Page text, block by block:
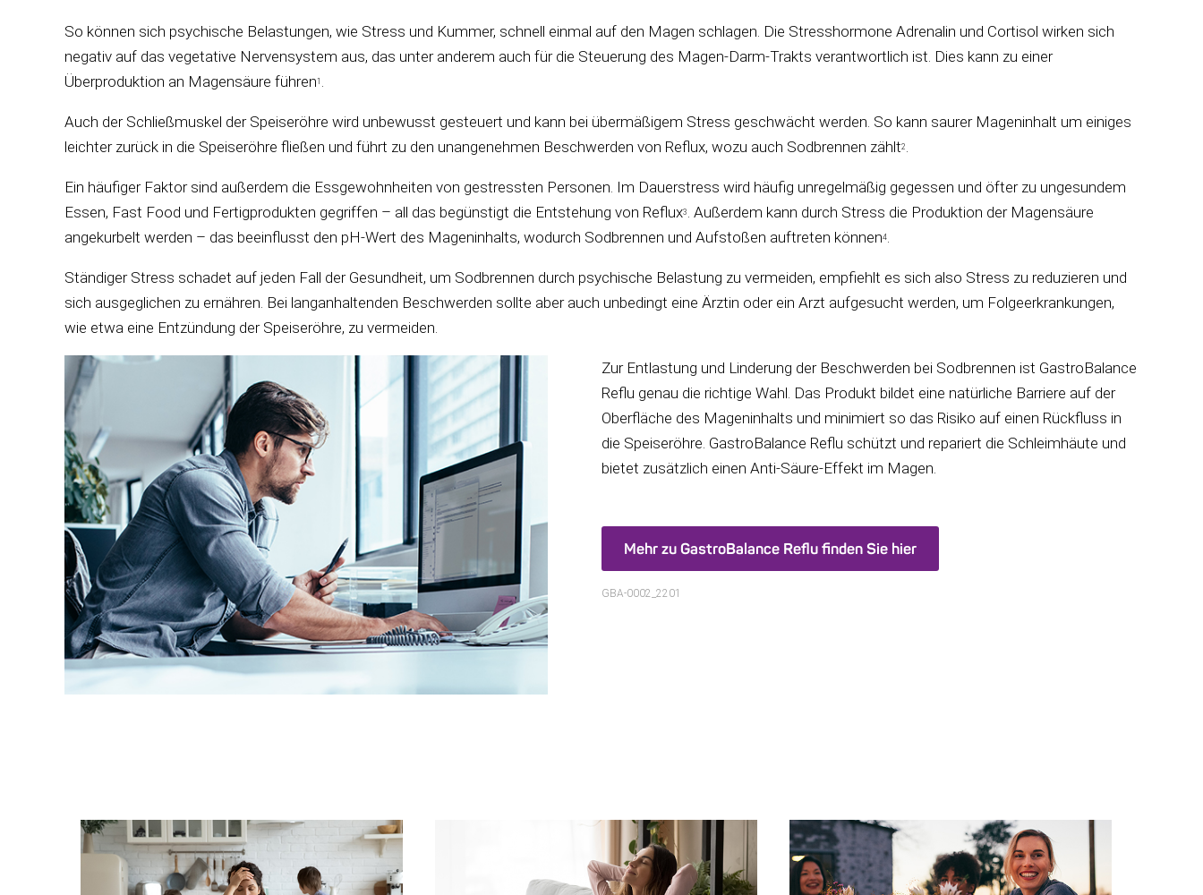
So können sich psychische Belastungen, wie Stress und Kummer, schnell einmal auf den Magen schlagen. Die Stresshormone Adrenalin und Cortisol wirken sich
negativ auf das vegetative Nervensystem aus, das unter anderem auch für die Steuerung des Magen-Darm-Trakts verantwortlich ist. Dies kann zu einer
Überproduktion an Magensäure führen1 .
Auch der Schließmuskel der Speiseröhre wird unbewusst gesteuert und kann bei übermäßigem Stress geschwächt werden. So kann saurer Mageninhalt um einiges
leichter zurück in die Speiseröhre fließen und führt zu den unangenehmen Beschwerden von Reflux, wozu auch Sodbrennen zählt2 .
Ein häufiger Faktor sind außerdem die Essgewohnheiten von gestressten Personen. Im Dauerstress wird häufig unregelmäßig gegessen und öfter zu ungesundem
Essen, Fast Food und Fertigprodukten gegriffen – all das begünstigt die Entstehung von Reflux3 . Außerdem kann durch Stress die Produktion der Magensäure
angekurbelt werden – das beeinflusst den pH-Wert des Mageninhalts, wodurch Sodbrennen und Aufstoßen auftreten können4.
Ständiger Stress schadet auf jeden Fall der Gesundheit, um Sodbrennen durch psychische Belastung zu vermeiden, empfiehlt es sich also Stress zu reduzieren und
sich ausgeglichen zu ernähren. Bei langanhaltenden Beschwerden sollte aber auch unbedingt eine Ärztin oder ein Arzt aufgesucht werden, um Folgeerkrankungen,
wie etwa eine Entzündung der Speiseröhre, zu vermeiden.
Zur Entlastung und Linderung der Beschwerden bei Sodbrennen ist GastroBalance
Reflu genau die richtige Wahl. Das Produkt bildet eine natürliche Barriere auf der
Oberfläche des Mageninhalts und minimiert so das Risiko auf einen Rückfluss in
die Speiseröhre. GastroBalance Reflu schützt und repariert die Schleimhäute und
bietet zusätzlich einen Anti-Säure-Effekt im Magen.
Mehr zu GastroBalance Reflu finden Sie hier
GBA-0002_2201